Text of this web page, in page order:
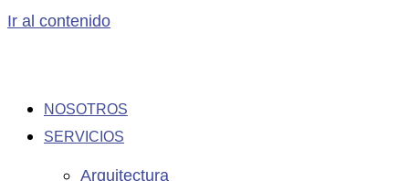
Ir al contenido
NOSOTROS
SERVICIOS
Arquitectura